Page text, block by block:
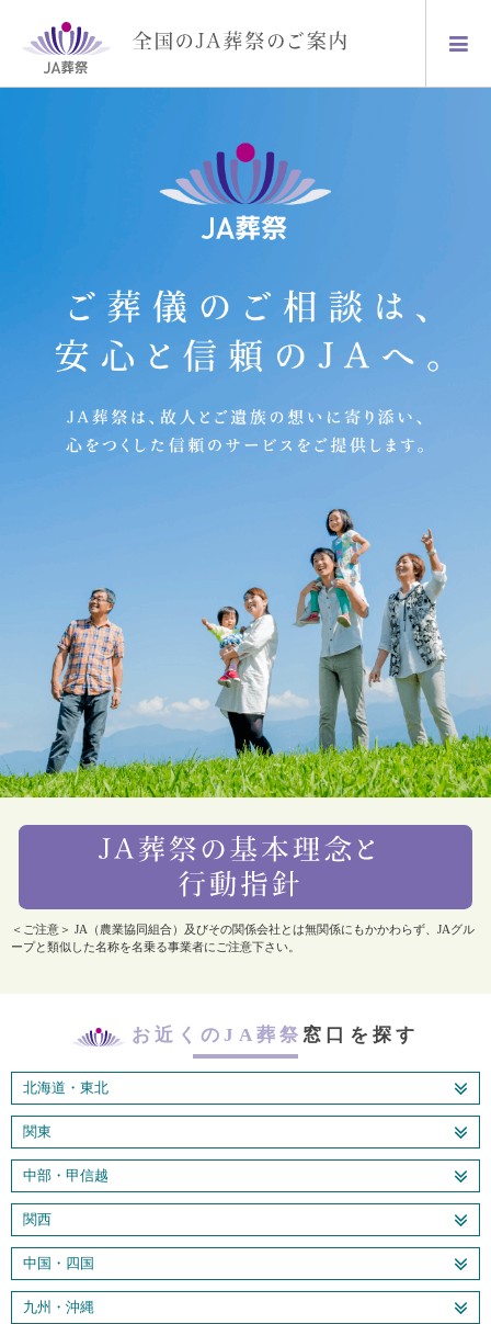
＜ご注意＞ JA（農業協同組合）及びその関係会社とは無関係にもかかわらず、JAグル
ープと類似した名称を名乗る事業者にご注意下さい。
お近くのJA葬祭 窓口を探す
北海道・東北
関東
中部・甲信越
関西
中国・四国
九州・沖縄